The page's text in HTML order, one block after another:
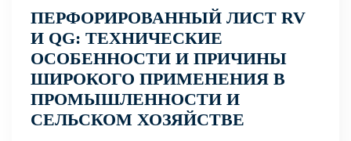
ПЕРФОРИРОВАННЫЙ ЛИСТ RV
И QG: ТЕХНИЧЕСКИЕ
ОСОБЕННОСТИ И ПРИЧИНЫ
ШИРОКОГО ПРИМЕНЕНИЯ В
ПРОМЫШЛЕННОСТИ И
СЕЛЬСКОМ ХОЗЯЙСТВЕ